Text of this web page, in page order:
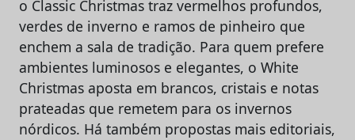
o Classic Christmas traz vermelhos profundos,
verdes de inverno e ramos de pinheiro que
enchem a sala de tradição. Para quem prefere
ambientes luminosos e elegantes, o White
Christmas aposta em brancos, cristais e notas
prateadas que remetem para os invernos
nórdicos. Há também propostas mais editoriais,